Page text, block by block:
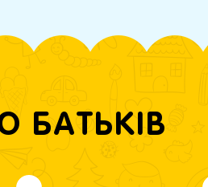
БАТЬКІВ